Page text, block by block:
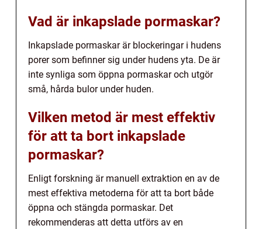
Vad är inkapslade pormaskar?
Inkapslade pormaskar är blockeringar i hudens
porer som befinner sig under hudens yta. De är
inte synliga som öppna pormaskar och utgör
små, hårda bulor under huden.
Vilken metod är mest effektiv
för att ta bort inkapslade
pormaskar?
Enligt forskning är manuell extraktion en av de
mest effektiva metoderna för att ta bort både
öppna och stängda pormaskar. Det
rekommenderas att detta utförs av en